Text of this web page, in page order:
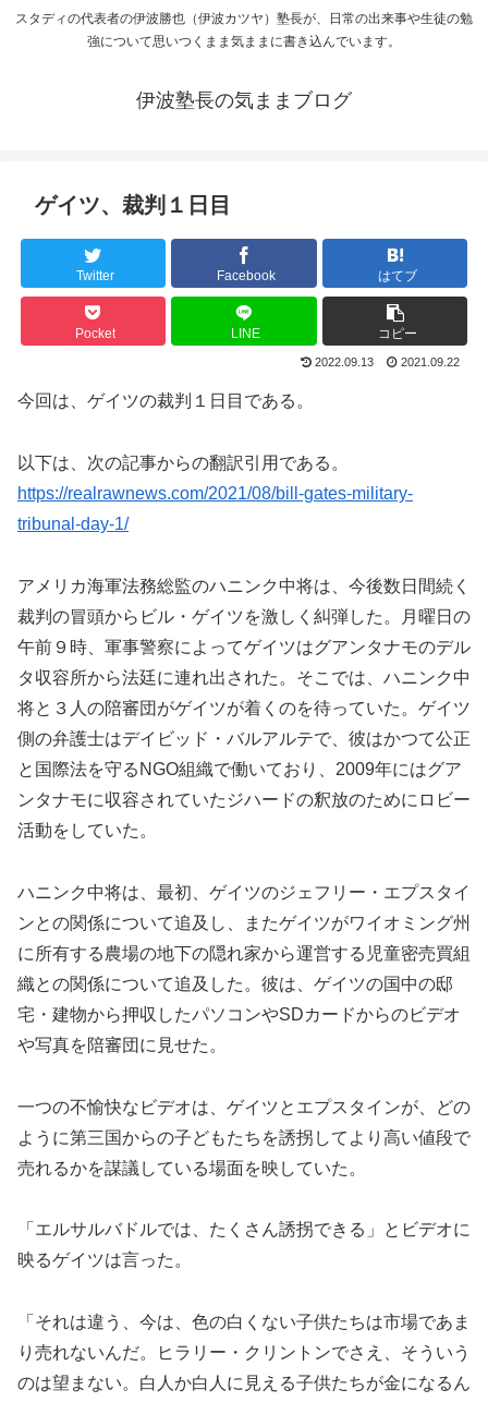
スタディの代表者の伊波勝也（伊波カツヤ）塾長が、日常の出来事や生徒の勉
強について思いつくまま気ままに書き込んでいます。
伊波塾長の気ままブログ
ゲイツ、裁判１日目
Twitter Facebook はてブ
Pocket LINE コピー
2022.09.13 2021.09.22
今回は、ゲイツの裁判１日目である。
以下は、次の記事からの翻訳引用である。
https://realrawnews.com/2021/08/bill-gates-military-
tribunal-day-1/
アメリカ海軍法務総監のハニンク中将は、今後数日間続く
裁判の冒頭からビル・ゲイツを激しく糾弾した。月曜日の
午前９時、軍事警察によってゲイツはグアンタナモのデル
タ収容所から法廷に連れ出された。そこでは、ハニンク中
将と３人の陪審団がゲイツが着くのを待っていた。ゲイツ
側の弁護士はデイビッド・バルアルテで、彼はかつて公正
と国際法を守るNGO組織で働いており、2009年にはグア
ンタナモに収容されていたジハードの釈放のためにロビー
活動をしていた。
ハニンク中将は、最初、ゲイツのジェフリー・エプスタイ
ンとの関係について追及し、またゲイツがワイオミング州
に所有する農場の地下の隠れ家から運営する児童密売買組
織との関係について追及した。彼は、ゲイツの国中の邸
宅・建物から押収したパソコンやSDカードからのビデオ
や写真を陪審団に見せた。
一つの不愉快なビデオは、ゲイツとエプスタインが、どの
ように第三国からの子どもたちを誘拐してより高い値段で
売れるかを謀議している場面を映していた。
「エルサルバドルでは、たくさん誘拐できる」とビデオに
映るゲイツは言った。
「それは違う、今は、色の白くない子供たちは市場であま
り売れないんだ。ヒラリー・クリントンでさえ、そういう
のは望まない。白人か白人に見える子供たちが金になるん